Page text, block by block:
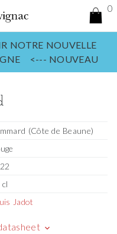
0
NOTRE NOUVELLE
<--- NOUVEAU
(Côte de Beaune)
Jadot
keyboard_arrow_down